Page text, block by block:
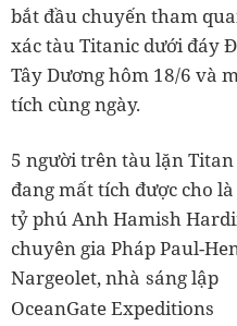
bắt đầu chuyến tham
xác tàu Titanic dưới đáy
Tây Dương hôm 18/6 và
tích cùng ngày.
5 người trên tàu lặn Titan
đang mất tích được cho
tỷ phú Anh Hamish
chuyên gia Pháp Paul-
Nargeolet, nhà sáng lập
OceanGate Expeditions